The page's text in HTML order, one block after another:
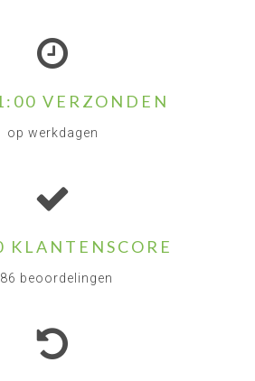
VERZONDEN
op werkdagen
KLANTENSCORE
beoordelingen